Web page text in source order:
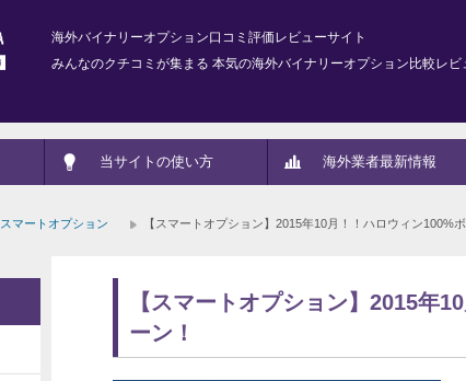
海外バイナリーオプション口コミ評価レビューサイト
みんなのクチコミが集まる 本気の海外バイナリーオプション比較レビ
当サイトの使い方 海外業者最新情報
スマートオプション 【スマートオプション】2015年10月！！ハロウィン100%
【スマートオプション】2015年
ーン！